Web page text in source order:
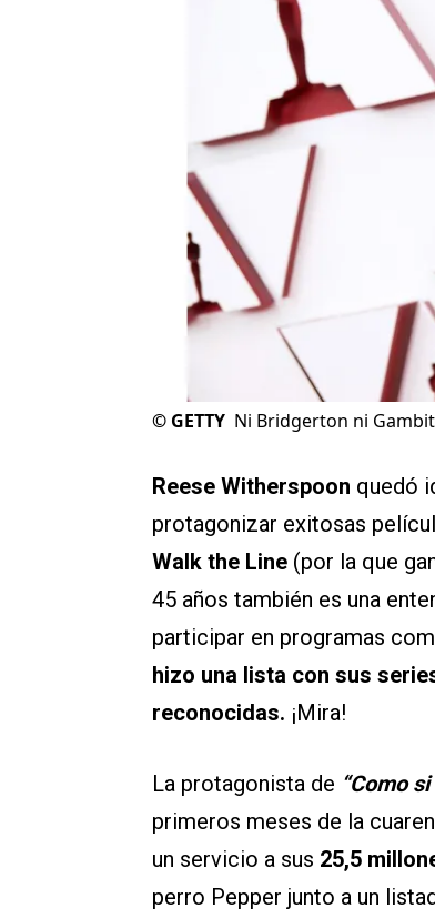
© GETTY Ni Bridgerton ni
Reese Witherspoon quedó
protagonizar exitosas
Walk the Line (por la que
45 años también es una
participar en programas
hizo una lista con sus
reconocidas. ¡Mira!
La protagonista de “Como
primeros meses de la
un servicio a sus 25,5
perro Pepper junto a un